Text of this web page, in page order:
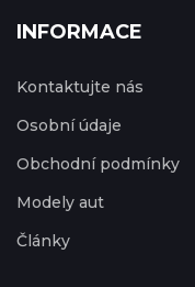
INFORMACE
Kontaktujte nás
Osobní údaje
Obchodní podmínky
Modely aut
Články